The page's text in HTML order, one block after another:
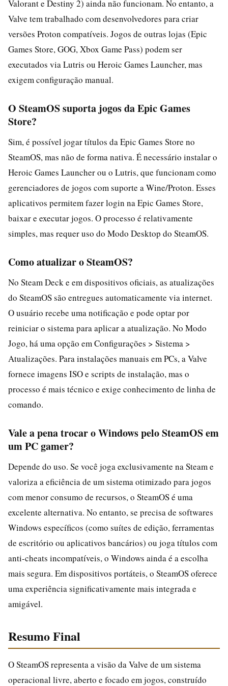
Valorant e Destiny 2) ainda não funcionam. No entanto, a
Valve tem trabalhado com desenvolvedores para criar
versões Proton compatíveis. Jogos de outras lojas (Epic
Games Store, GOG, Xbox Game Pass) podem ser
executados via Lutris ou Heroic Games Launcher, mas
exigem configuração manual.
O SteamOS suporta jogos da Epic Games
Store?
Sim, é possível jogar títulos da Epic Games Store no
SteamOS, mas não de forma nativa. É necessário instalar o
Heroic Games Launcher ou o Lutris, que funcionam como
gerenciadores de jogos com suporte a Wine/Proton. Esses
aplicativos permitem fazer login na Epic Games Store,
baixar e executar jogos. O processo é relativamente
simples, mas requer uso do Modo Desktop do SteamOS.
Como atualizar o SteamOS?
No Steam Deck e em dispositivos oficiais, as atualizações
do SteamOS são entregues automaticamente via internet.
O usuário recebe uma notificação e pode optar por
reiniciar o sistema para aplicar a atualização. No Modo
Jogo, há uma opção em Configurações > Sistema >
Atualizações. Para instalações manuais em PCs, a Valve
fornece imagens ISO e scripts de instalação, mas o
processo é mais técnico e exige conhecimento de linha de
comando.
Vale a pena trocar o Windows pelo SteamOS em
um PC gamer?
Depende do uso. Se você joga exclusivamente na Steam e
valoriza a eficiência de um sistema otimizado para jogos
com menor consumo de recursos, o SteamOS é uma
excelente alternativa. No entanto, se precisa de softwares
Windows específicos (como suítes de edição, ferramentas
de escritório ou aplicativos bancários) ou joga títulos com
anti-cheats incompatíveis, o Windows ainda é a escolha
mais segura. Em dispositivos portáteis, o SteamOS oferece
uma experiência significativamente mais integrada e
amigável.
Resumo Final
O SteamOS representa a visão da Valve de um sistema
operacional livre, aberto e focado em jogos, construído